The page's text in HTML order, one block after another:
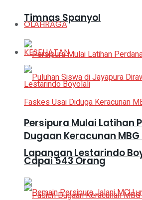
Timnas Spanyol
KESEHATAN
Dugaan Keracunan
Capai 543 Orang
OLAHRAGA
Persipura Mulai Latihan
Lapangan Lestarindo